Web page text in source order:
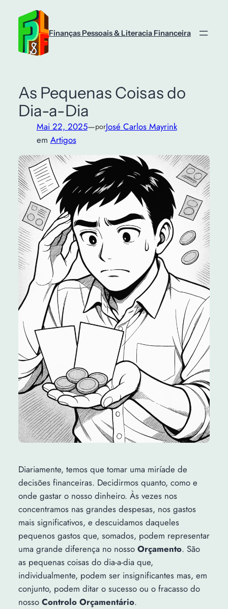
conteúdo
Finanças Pessoais & Literacia Financeira
As Pequenas Coisas do
Dia-a-Dia
Mai 22, 2025—porJosé Carlos Mayrink
em Artigos
Diariamente, temos que tomar uma miríade de
decisões financeiras. Decidirmos quanto, como e
onde gastar o nosso dinheiro. Às vezes nos
concentramos nas grandes despesas, nos gastos
mais significativos, e descuidamos daqueles
pequenos gastos que, somados, podem representar
uma grande diferença no nosso Orçamento. São
as pequenas coisas do dia-a-dia que,
individualmente, podem ser insignificantes mas, em
conjunto, podem ditar o sucesso ou o fracasso do
nosso Controlo Orçamentário.